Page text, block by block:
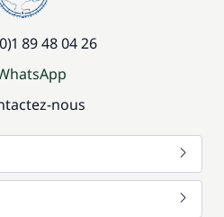
89 48 04 26
nous